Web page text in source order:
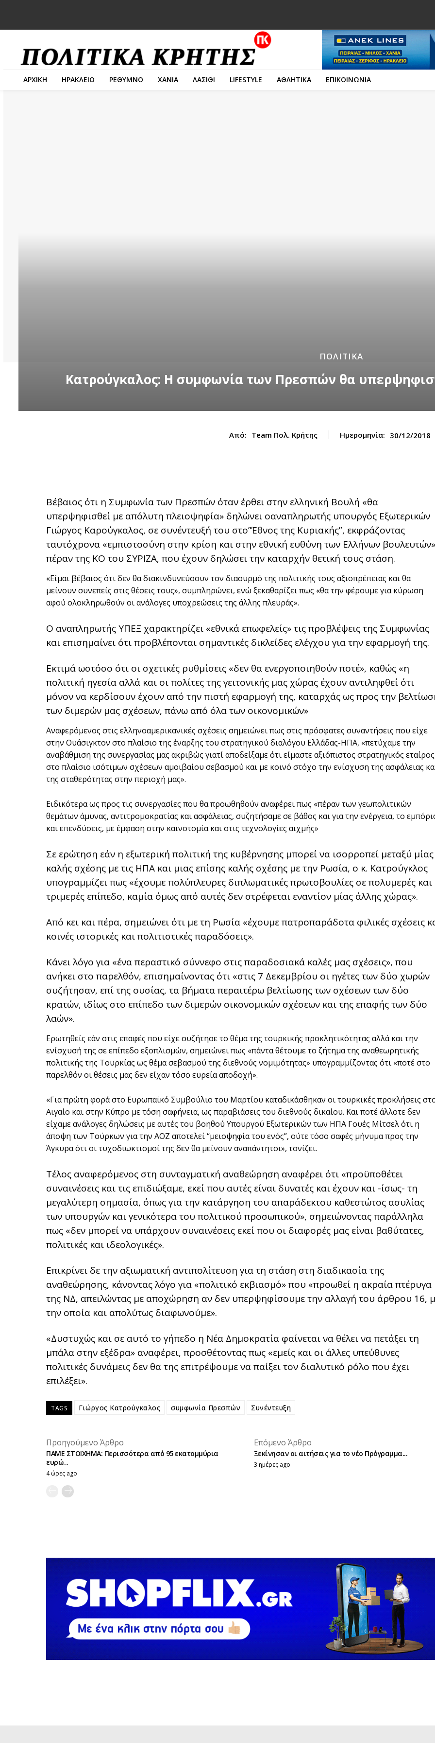
ΑΡΧΙΚΗ ΗΡΑΚΛΕΙΟ ΡΕΘΥΜΝΟ ΧΑΝΙΑ ΛΑΣΙΘΙ LIFESTYLE ΑΘΛΗΤΙΚΑ ΕΠΙΚΟΙΝΩΝΙΑ
ΠΟΛΙΤΙΚΑ
Κατρούγκαλος: Η συμφωνία των Πρεσπών θα
Από: Team Πολ. Κρήτης Ημερομηνία: 30/12/2018
Βέβαιος ότι η Συμφωνία των Πρεσπών όταν έρθει στην ελληνική Βουλή «θα
υπερψηφισθεί με απόλυτη πλειοψηφία» δηλώνει οαναπληρωτής υπουργός Εξωτερικών
Γιώργος Καρούγκαλος, σε συνέντευξή του στο”Έθνος της Κυριακής”, εκφράζοντας
ταυτόχρονα «εμπιστοσύνη στην κρίση και στην εθνική ευθύνη των Ελλήνων βουλευτών»
πέραν της ΚΟ του ΣΥΡΙΖΑ, που έχουν δηλώσει την καταρχήν θετική τους στάση.
«Είμαι βέβαιος ότι δεν θα διακινδυνεύσουν τον διασυρμό της πολιτικής τους αξιοπρέπειας και θα
μείνουν συνεπείς στις θέσεις τους», συμπληρώνει, ενώ ξεκαθαρίζει πως «θα την φέρουμε για κύρωση
αφού ολοκληρωθούν οι ανάλογες υποχρεώσεις της άλλης πλευράς».
Ο αναπληρωτής ΥΠΕΞ χαρακτηρίζει «εθνικά επωφελείς» τις προβλέψεις της Συμφωνίας
και επισημαίνει ότι προβλέπονται σημαντικές δικλείδες ελέγχου για την εφαρμογή της.
Εκτιμά ωστόσο ότι οι σχετικές ρυθμίσεις «δεν θα ενεργοποιηθούν ποτέ», καθώς «η
πολιτική ηγεσία αλλά και οι πολίτες της γειτονικής μας χώρας έχουν αντιληφθεί ότι
μόνον να κερδίσουν έχουν από την πιστή εφαρμογή της, καταρχάς ως προς την
των διμερών μας σχέσεων, πάνω από όλα των οικονομικών»
Αναφερόμενος στις ελληνοαμερικανικές σχέσεις σημειώνει πως στις πρόσφατες συναντήσεις που είχε
στην Ουάσιγκτον στο πλαίσιο της έναρξης του στρατηγικού διαλόγου Ελλάδας-ΗΠΑ, «πετύχαμε την
αναβάθμιση της συνεργασίας μας ακριβώς γιατί αποδείξαμε ότι είμαστε αξιόπιστος στρατηγικός
στο πλαίσιο ισότιμων σχέσεων αμοιβαίου σεβασμού και με κοινό στόχο την ενίσχυση της ασφάλειας
της σταθερότητας στην περιοχή μας».
Ειδικότερα ως προς τις συνεργασίες που θα προωθηθούν αναφέρει πως «πέραν των γεωπολιτικών
θεμάτων άμυνας, αντιτρομοκρατίας και ασφάλειας, συζητήσαμε σε βάθος και για την ενέργεια, το
και επενδύσεις, με έμφαση στην καινοτομία και στις τεχνολογίες αιχμής»
Σε ερώτηση εάν η εξωτερική πολιτική της κυβέρνησης μπορεί να ισορροπεί μεταξύ μίας
καλής σχέσης με τις ΗΠΑ και μιας επίσης καλής σχέσης με την Ρωσία, ο κ. Κατρούγκλος
υπογραμμίζει πως «έχουμε πολύπλευρες διπλωματικές πρωτοβουλίες σε πολυμερές και
τριμερές επίπεδο, καμία όμως από αυτές δεν στρέφεται εναντίον μίας άλλης χώρας».
Από κει και πέρα, σημειώνει ότι με τη Ρωσία «έχουμε πατροπαράδοτα φιλικές σχέσεις
κοινές ιστορικές και πολιτιστικές παραδόσεις».
Κάνει λόγο για «ένα περαστικό σύννεφο στις παραδοσιακά καλές μας σχέσεις», που
ανήκει στο παρελθόν, επισημαίνοντας ότι «στις 7 Δεκεμβρίου οι ηγέτες των δύο χωρών
συζήτησαν, επί της ουσίας, τα βήματα περαιτέρω βελτίωσης των σχέσεων των δύο
κρατών, ιδίως στο επίπεδο των διμερών οικονομικών σχέσεων και της επαφής των δύο
λαών».
Ερωτηθείς εάν στις επαφές που είχε συζήτησε το θέμα της τουρκικής προκλητικότητας αλλά και την
ενίσχυσή της σε επίπεδο εξοπλισμών, σημειώνει πως «πάντα θέτουμε το ζήτημα της αναθεωρητικής
πολιτικής της Τουρκίας ως θέμα σεβασμού της διεθνούς νομιμότητας» υπογραμμίζοντας ότι «ποτέ στο
παρελθόν οι θέσεις μας δεν είχαν τόσο ευρεία αποδοχή».
«Για πρώτη φορά στο Ευρωπαϊκό Συμβούλιο του Μαρτίου καταδικάσθηκαν οι τουρκικές προκλήσεις
Αιγαίο και στην Κύπρο με τόση σαφήνεια, ως παραβιάσεις του διεθνούς δικαίου. Και ποτέ άλλοτε δεν
είχαμε ανάλογες δηλώσεις με αυτές του βοηθού Υπουργού Εξωτερικών των ΗΠΑ Γουές Μίτσελ ότι η
άποψη των Τούρκων για την ΑΟΖ αποτελεί “μειοψηφία του ενός”, ούτε τόσο σαφές μήνυμα προς την
Άγκυρα ότι οι τυχοδιωκτισμοί της δεν θα μείνουν αναπάντητοι», τονίζει.
Τέλος αναφερόμενος στη συνταγματική αναθεώρηση αναφέρει ότι «προϋποθέτει
συναινέσεις και τις επιδιώξαμε, εκεί που αυτές είναι δυνατές και έχουν και -ίσως- τη
μεγαλύτερη σημασία, όπως για την κατάργηση του απαράδεκτου καθεστώτος ασυλίας
των υπουργών και γενικότερα του πολιτικού προσωπικού», σημειώνοντας παράλληλα
πως «δεν μπορεί να υπάρχουν συναινέσεις εκεί που οι διαφορές μας είναι βαθύτατες,
πολιτικές και ιδεολογικές».
Επικρίνει δε την αξιωματική αντιπολίτευση για τη στάση στη διαδικασία της
αναθεώρησης, κάνοντας λόγο για «πολιτικό εκβιασμό» που «προωθεί η ακραία πτέρυγα
της ΝΔ, απειλώντας με αποχώρηση αν δεν υπερψηφίσουμε την αλλαγή του άρθρου 16,
την οποία και απολύτως διαφωνούμε».
«Δυστυχώς και σε αυτό το γήπεδο η Νέα Δημοκρατία φαίνεται να θέλει να πετάξει τη
μπάλα στην εξέδρα» αναφέρει, προσθέτοντας πως «εμείς και οι άλλες υπεύθυνες
πολιτικές δυνάμεις δεν θα της επιτρέψουμε να παίξει τον διαλυτικό ρόλο που έχει
επιλέξει».
TAGS Γιώργος Κατρούγκαλος συμφωνία Πρεσπών Συνέντευξη
Προηγούμενο Άρθρο placeholder text
Επόμενο Άρθρο
ΠΑΜΕ ΣΤΟΙΧΗΜΑ: Περισσότερα από 95 εκατομμύρια
ευρώ...
4 ώρες ago
Ξεκίνησαν οι αιτήσεις για το νέο Πρόγραμμα...
3 ημέρες ago